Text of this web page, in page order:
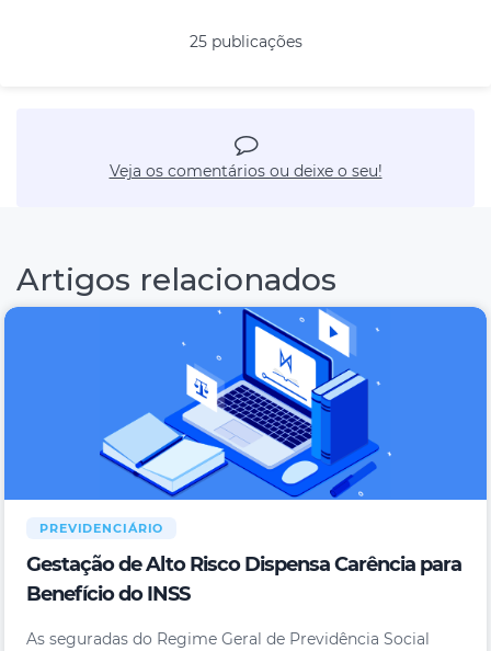
25 publicações
Veja os comentários ou deixe o seu!
Artigos relacionados
PREVIDENCIÁRIO
Gestação de Alto Risco Dispensa Carência para
Benefício do INSS
As seguradas do Regime Geral de Previdência Social